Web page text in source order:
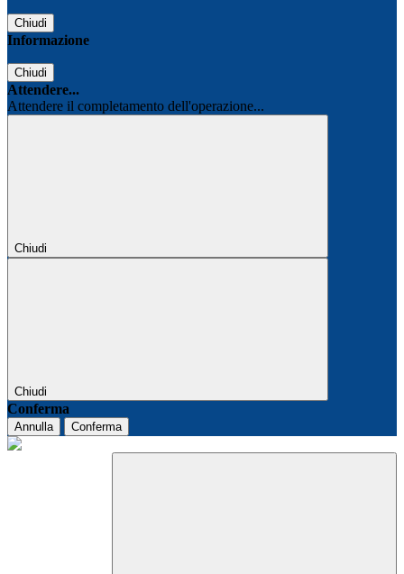
Chiudi
Informazione
Chiudi
Attendere...
Attendere il completamento dell'operazione...
Chiudi
Chiudi
Conferma
Annulla Conferma